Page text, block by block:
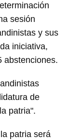
sesión
y sus
iniciativa,
abstenciones.
de
patria".
patria será